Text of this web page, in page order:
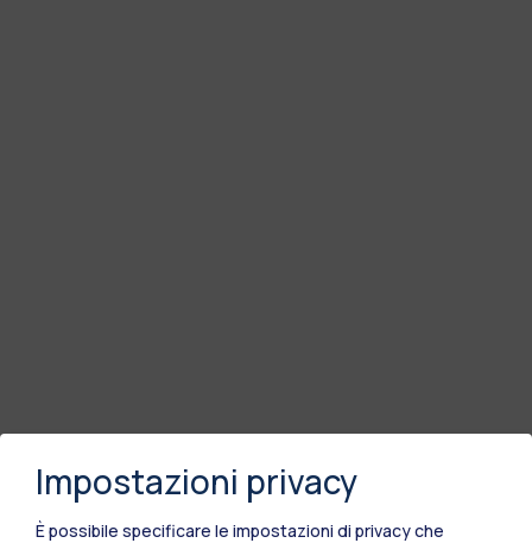
Impostazioni privacy
È possibile specificare le impostazioni di privacy che